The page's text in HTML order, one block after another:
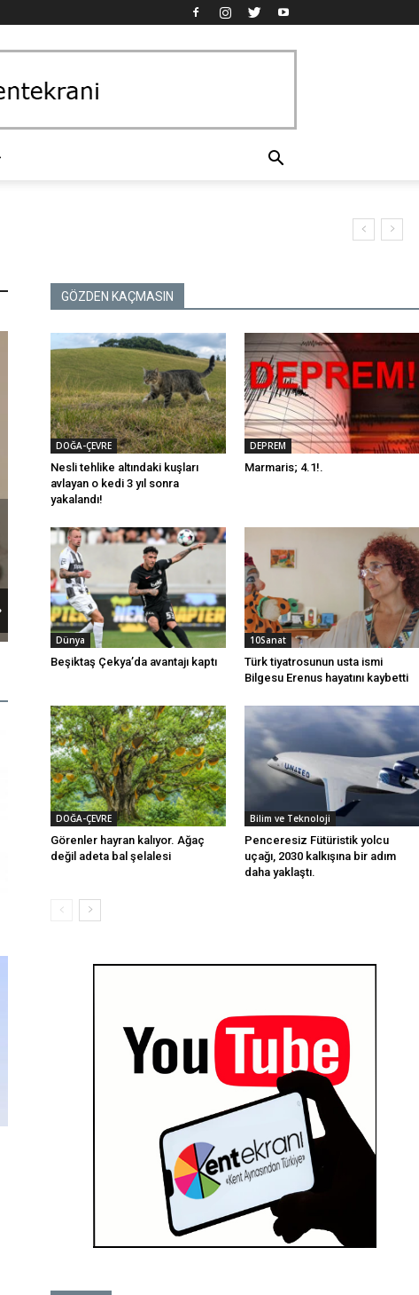
İlker DUMAN; “Sen Engelliye
Yazan Kent Ekranı / 6 Ağustos 2026
GÖZDEN KAÇMASIN
DOĞA-ÇEVRE
Nesli tehlike altındaki kuşları
avlayan o kedi 3 yıl sonra
yakalandı!
DEPREM
Marmaris; 4.1!.
Dünya
Beşiktaş Çekya’da avantajı kaptı
10Sanat
Türk tiyatrosunun usta ismi
Bilgesu Erenus hayatını kaybetti
DOĞA-ÇEVRE
Görenler hayran kalıyor. Ağaç
değil adeta bal şelalesi
Bilim ve Teknoloji
Penceresiz Fütüristik yolcu
uçağı, 2030 kalkışına bir adım
daha yaklaştı.